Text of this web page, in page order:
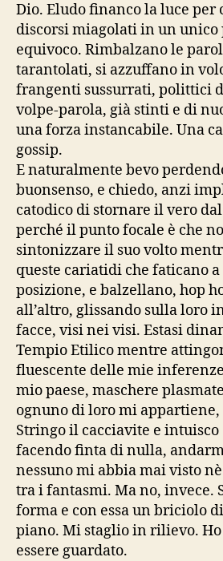
Dio. Eludo financo la luce
discorsi miagolati in un unico
equivoco. Rimbalzano le
tarantolati, si azzuffano in
frangenti sussurrati, polittici
volpe-parola, già stinti e di
una forza instancabile. Una
gossip.
E naturalmente bevo
buonsenso, e chiedo, anzi
catodico di stornare il vero
perché il punto focale è che
sintonizzare il suo volto
queste cariatidi che faticano
posizione, e balzellano, hop
all’altro, glissando sulla loro
facce, visi nei visi. Estasi
Tempio Etilico mentre
fluescente delle mie
mio paese, maschere
ognuno di loro mi appartiene,
Stringo il cacciavite e intuisco
facendo finta di nulla,
nessuno mi abbia mai visto
tra i fantasmi. Ma no, invece.
forma e con essa un briciolo
piano. Mi staglio in rilievo. Ho
essere guardato.